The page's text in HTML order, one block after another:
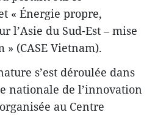
« Énergie propre,
l’Asie du Sud-Est – mise
(CASE Vietnam).
s’est déroulée dans
nationale de l’innovation
au Centre